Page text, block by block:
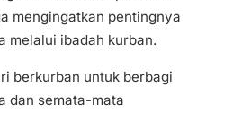
mengingatkan pentingnya
melalui ibadah kurban.
berkurban untuk berbagi
dan semata-mata